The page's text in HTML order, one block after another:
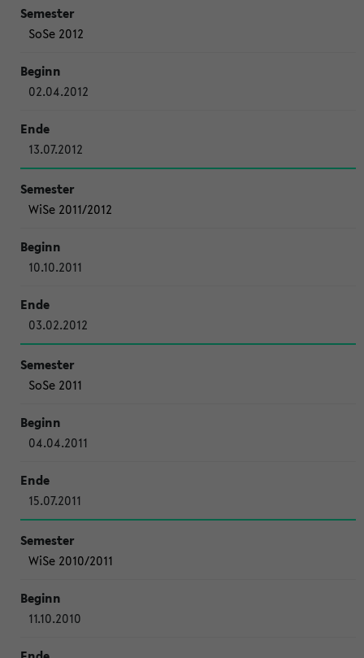
SoSe 2012
02.04.2012
13.07.2012
WiSe 2011/2012
10.10.2011
03.02.2012
SoSe 2011
04.04.2011
15.07.2011
WiSe 2010/2011
11.10.2010